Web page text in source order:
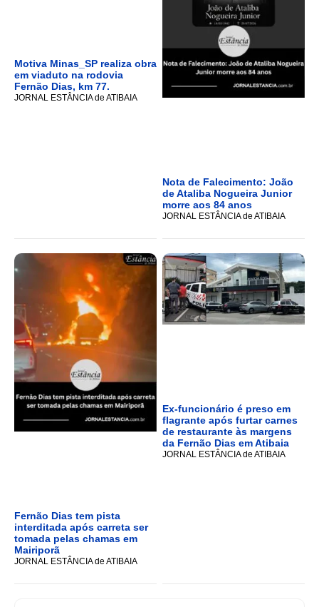
Motiva Minas_SP realiza obra
em viaduto na rodovia
Fernão Dias, km 77.
JORNAL ESTÂNCIA de ATIBAIA
Nota de Falecimento: João
de Ataliba Nogueira Junior
morre aos 84 anos
JORNAL ESTÂNCIA de ATIBAIA
Fernão Dias tem pista
interditada após carreta ser
tomada pelas chamas em
Mairiporã
JORNAL ESTÂNCIA de ATIBAIA
Ex-funcionário é preso em
flagrante após furtar carnes
de restaurante às margens
da Fernão Dias em Atibaia
JORNAL ESTÂNCIA de ATIBAIA